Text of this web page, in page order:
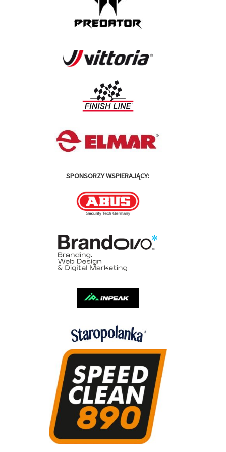
SPONSORZY WSPIERAJĄCY: